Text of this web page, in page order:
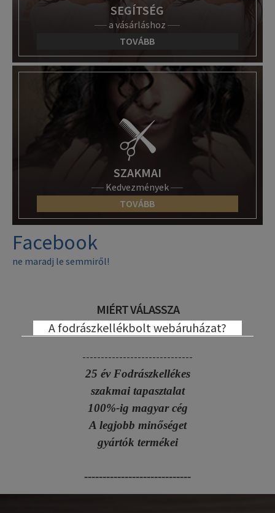
SEGÍTSÉG
a vásárláshoz
TOVÁBB
SZAKMAI
Kedvezmények
TOVÁBB
Facebook
ne maradj le semmiről!
MIÉRT VÁLASSZA
A fodrászkellékbolt webáruházat?
------------------------------
25 év Fodrászkellékes
szakmai tapasztalat
100%-ig magyar cég
A legjobb minőséget
gyártók termékei
-----------------------------